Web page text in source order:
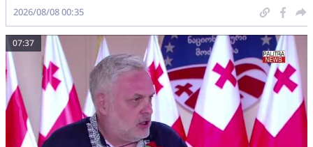
2026/08/08 00:35
07:37